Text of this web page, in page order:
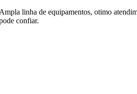
linha de equipamentos, otimo
confiar.